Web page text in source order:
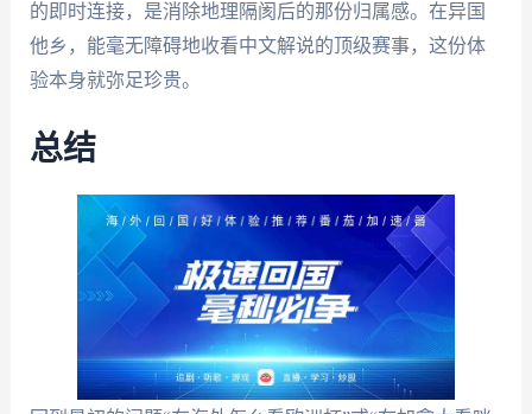
的即时连接，是消除地理隔阂后的那份归属感。在异国
他乡，能毫无障碍地收看中文解说的顶级赛事，这份体
验本身就弥足珍贵。
总结